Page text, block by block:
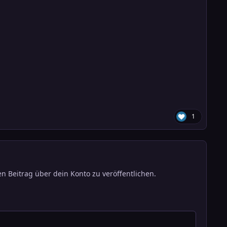
1
Beitrag über dein Konto zu veröffentlichen.